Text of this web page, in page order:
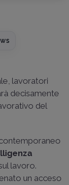
lavoratori
decisamente
del
contemporaneo
lavoro.
un acceso